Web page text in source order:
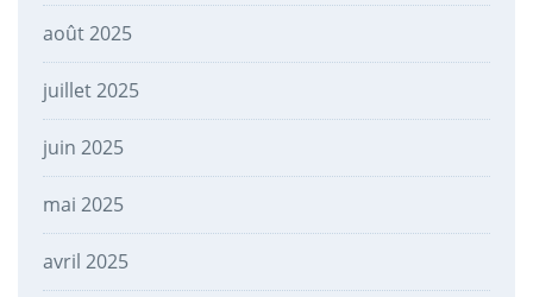
août 2025
juillet 2025
juin 2025
mai 2025
avril 2025